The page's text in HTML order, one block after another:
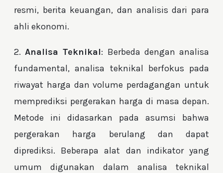
resmi, berita keuangan, dan analisis dari para
ahli ekonomi.
2.Analisa Teknikal: Berbeda dengan analisa
fundamental, analisa teknikal berfokus pada
riwayat harga dan volume perdagangan untuk
memprediksi pergerakan harga di masa depan.
Metode ini didasarkan pada asumsi bahwa
pergerakan harga berulang dan dapat
diprediksi. Beberapa alat dan indikator yang
umum digunakan dalam analisa teknikal